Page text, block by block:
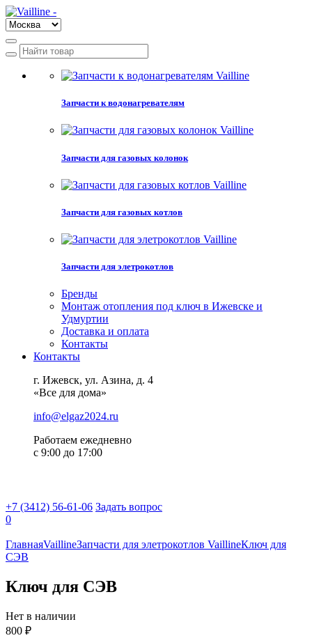
Запчасти к водонагревателям
Запчасти для газовых колонок
Запчасти для газовых котлов
Запчасти для элетрокотлов
Бренды
Монтаж отопления под ключ в Ижевске и
Удмуртии
Доставка и оплата
Контакты
Контакты
г. Ижевск, ул. Азина, д. 4
«Все для дома»
info@elgaz2024.ru
Работаем eжедневно
с 9:00 до 17:00
+7 (3412) 56-61-06 Задать вопрос
0
ГлавнаяVaillineЗапчасти для элетрокотлов VaillineКлюч для
СЭВ
Ключ для СЭВ
Нет в наличии
800 ₽